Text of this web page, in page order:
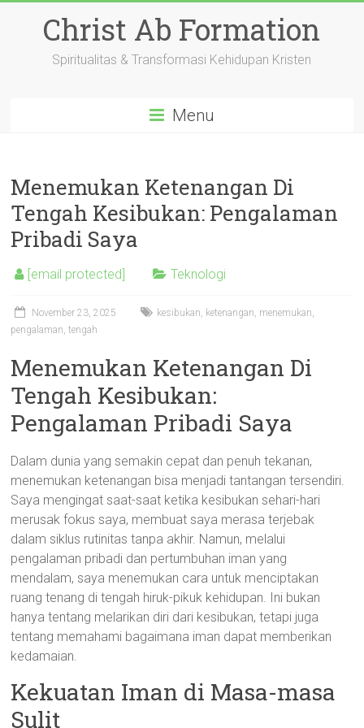
Christ Ab Formation
Spiritualitas & Transformasi Kehidupan Kristen
Menu
Menemukan Ketenangan Di
Tengah Kesibukan: Pengalaman
Pribadi Saya
[email protected] Teknologi
November 23, 2025 kesibukan, ketenangan, menemukan,
pengalaman,tengah
Menemukan Ketenangan Di
Tengah Kesibukan:
Pengalaman Pribadi Saya
Dalam dunia yang semakin cepat dan penuh tekanan,
menemukan ketenangan bisa menjadi tantangan tersendiri.
Saya mengingat saat-saat ketika kesibukan sehari-hari
merusak fokus saya, membuat saya merasa terjebak
dalam siklus rutinitas tanpa akhir. Namun, melalui
pengalaman pribadi dan pertumbuhan iman yang
mendalam, saya menemukan cara untuk menciptakan
ruang tenang di tengah hiruk-pikuk kehidupan. Ini bukan
hanya tentang melarikan diri dari kesibukan, tetapi juga
tentang memahami bagaimana iman dapat memberikan
kedamaian.
Kekuatan Iman di Masa-masa
Sulit